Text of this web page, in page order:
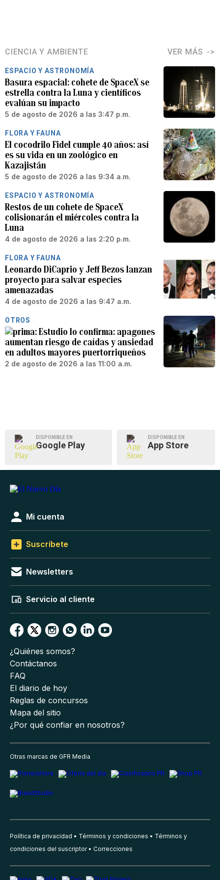
CIENCIA Y AMBIENTE VER MÁS
ESPACIO Y ASTRONOMÍA
Basura espacial: cohete de SpaceX se
estrella contra la Luna y científicos
evalúan su impacto
5 de agosto de 2026 a las 3:47 p.m.
FLORA Y FAUNA
El cocodrilo Fidel cumple 40 años: así
es su vida en un zoológico en
Kazajistán
5 de agosto de 2026 a las 9:34 a.m.
ESPACIO Y ASTRONOMÍA
Restos de un cohete de SpaceX
colisionarán el miércoles contra la
Luna
4 de agosto de 2026 a las 2:20 p.m.
FLORA Y FAUNA
Leonardo DiCaprio y Jeff Bezos lanzan
proyecto para salvar especies
amenazadas
4 de agosto de 2026 a las 9:47 a.m.
OTROS
Estudio lo confirma: apagones
aumentan riesgo de caídas y ansiedad
en adultos mayores puertorriqueños
2 de agosto de 2026 a las 11:00 a.m.
DISPONIBLE EN
Google Play
DISPONIBLE EN
App Store
Mi cuenta
Suscríbete
Newsletters
Servicio al cliente
¿Quiénes somos?
Contáctanos
FAQ
El diario de hoy
Reglas de concursos
Mapa del sitio
¿Por qué confiar en nosotros?
Otras marcas de GFR Media
Política de privacidad Términos y condiciones
Términos y
condiciones del suscriptor
Correcciones